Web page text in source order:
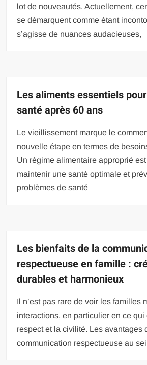
lot de nouveautés. Actuellement,
se démarquent comme étant
s’agisse de nuances audacieuses,
Les aliments essentiels
santé après 60 ans
Le vieillissement marque le
nouvelle étape en termes de
Un régime alimentaire approprié
maintenir une santé optimale et
problèmes de santé
Les bienfaits de la
respectueuse en famille :
durables et harmonieux
Il n’est pas rare de voir les familles
interactions, en particulier en ce qui
respect et la civilité. Les avantages
communication respectueuse au